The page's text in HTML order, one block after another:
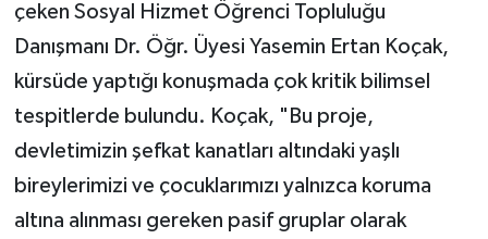
çeken Sosyal Hizmet Öğrenci Topluluğu
Danışmanı Dr. Öğr. Üyesi Yasemin Ertan Koçak,
kürsüde yaptığı konuşmada çok kritik bilimsel
tespitlerde bulundu. Koçak, "Bu proje,
devletimizin şefkat kanatları altındaki yaşlı
bireylerimizi ve çocuklarımızı yalnızca koruma
altına alınması gereken pasif gruplar olarak